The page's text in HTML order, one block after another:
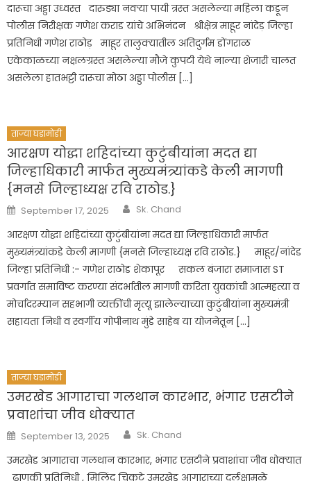
दारूचा अड्डा उध्वस्त दारुड्या नवऱ्या पायी त्रस्त असलेल्या महिला कडून
पोलीस निरीक्षक गणेश कराड यांचे अभिनंदन श्रीक्षेत्र माहूर नांदेड़ जिल्हा
प्रतिनिधी गणेश राठोड़ माहूर तालुक्यातील अतिदुर्गम डोंगराळ
एकेकाळच्या नक्षलग्रस्त असलेल्या मौजे कुपटी येथे नाल्या शेजारी चालत
असलेला हातभट्टी दारूचा मोठा अड्डा पोलीस […]
ताज्या घडामोडी
आरक्षण योद्धा शहिदांच्या कुटुंबीयांना मदत द्या
जिल्हाधिकारी मार्फत मुख्यमंत्र्यांकडे केली मागणी
{मनसे जिल्हाध्यक्ष रवि राठोड.}
Posted
on
September 17, 2025 Author
Sk. Chand
आरक्षण योद्धा शहिदांच्या कुटुंबीयांना मदत द्या जिल्हाधिकारी मार्फत
मुख्यमंत्र्यांकडे केली मागणी {मनसे जिल्हाध्यक्ष रवि राठोड.} माहूर/नांदेड
जिल्हा प्रतिनिधी :- गणेश राठोड शेकापूर सकल बंजारा समाजास ST
प्रवर्गात समाविष्ट करण्या संदर्भातील मागणी करिता युवकांची आत्महत्या व
मोर्चादरम्यान सहभागी व्यक्तींची मृत्यू झालेल्याच्या कुटुंबीयांना मुख्यमंत्री
सहायता निधी व स्वर्गीय गोपीनाथ मुंडे साहेब या योजनेतून […]
ताज्या घडामोडी
​उमरखेड आगाराचा गलथान कारभार, भंगार एसटीने
प्रवाशांचा जीव धोक्यात
Posted
on
September 13, 2025 Author
Sk. Chand
​उमरखेड आगाराचा गलथान कारभार, भंगार एसटीने प्रवाशांचा जीव धोक्यात
ढाणकी प्रतिनिधी , मिलिंद चिकटे उमरखेड आगाराच्या दुर्लक्षामुळे